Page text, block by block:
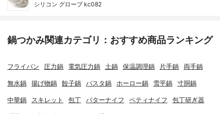
シリコン グローブ kc082
鍋つかみ関連カテゴリ：おすすめ商品ランキング
フライパン 圧力鍋 電気圧力鍋 土鍋 保温調理鍋 片手鍋 両手鍋
無水鍋 揚げ物鍋 餃子鍋 パスタ鍋 ホーロー鍋 雪平鍋 寸胴鍋
中華鍋 スキレット 包丁 バターナイフ ペティナイフ 包丁研ぎ器